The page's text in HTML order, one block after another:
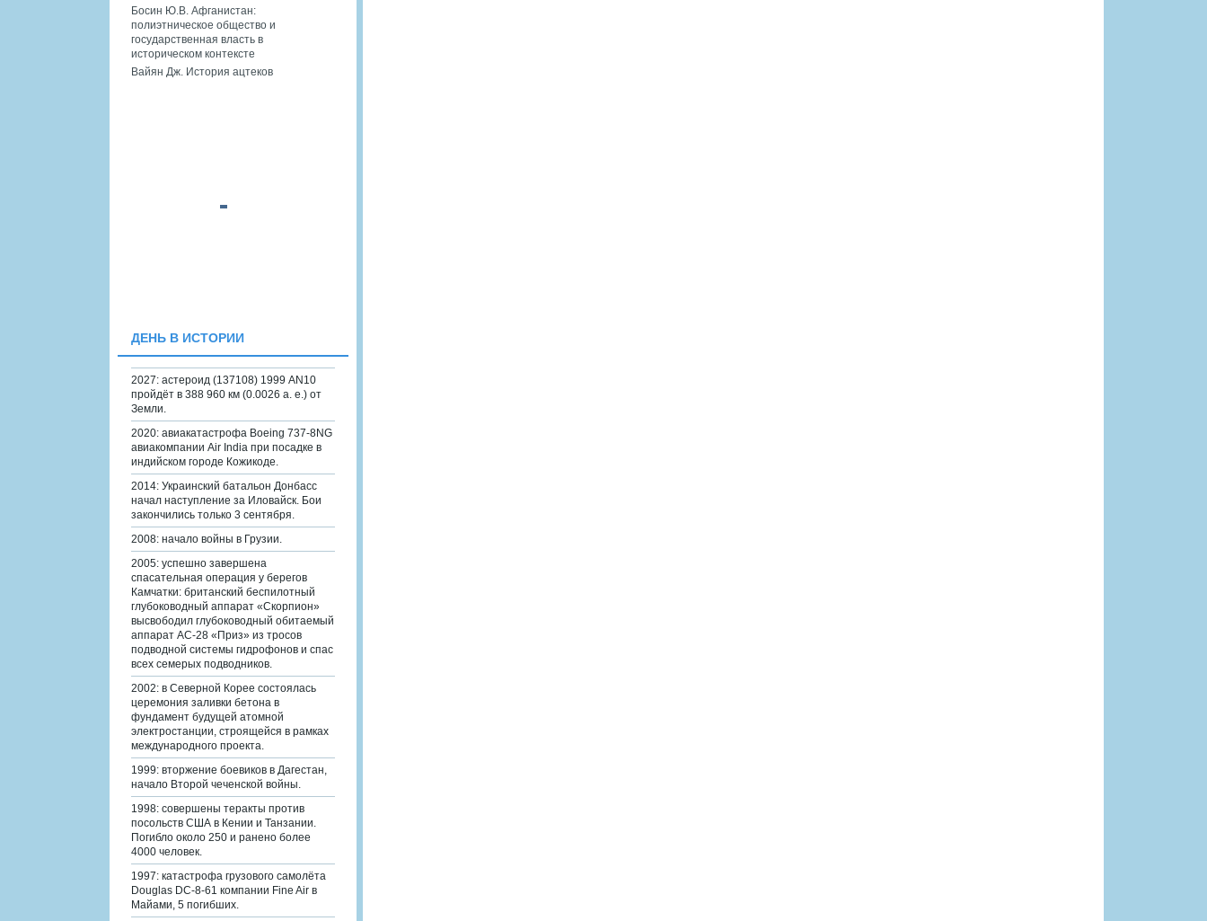
Босин Ю.В. Афганистан:
полиэтническое общество и
государственная власть в
историческом контексте
Вайян Дж. История ацтеков
ДЕНЬ В ИСТОРИИ
2027: астероид (137108) 1999 AN10
пройдёт в 388 960 км (0.0026 а. е.) от
Земли.
2020: авиакатастрофа Boeing 737-8NG
авиакомпании Air India при посадке в
индийском городе Кожикоде.
2014: Украинский батальон Донбасс
начал наступление за Иловайск. Бои
закончились только 3 сентября.
2008: начало войны в Грузии.
2005: успешно завершена
спасательная операция у берегов
Камчатки: британский беспилотный
глубоководный аппарат «Скорпион»
высвободил глубоководный обитаемый
аппарат АС-28 «Приз» из тросов
подводной системы гидрофонов и спас
всех семерых подводников.
2002: в Северной Корее состоялась
церемония заливки бетона в
фундамент будущей атомной
электростанции, строящейся в рамках
международного проекта.
1999: вторжение боевиков в Дагестан,
начало Второй чеченской войны.
1998: совершены теракты против
посольств США в Кении и Танзании.
Погибло около 250 и ранено более
4000 человек.
1997: катастрофа грузового самолёта
Douglas DC-8-61 компании Fine Air в
Майами, 5 погибших.